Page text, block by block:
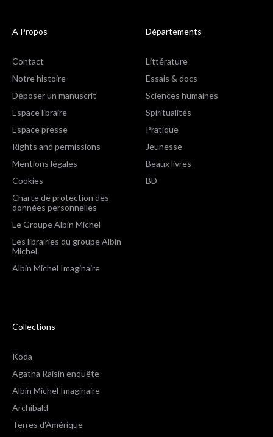
A Propos
Contact
Notre histoire
Déposer un manuscrit
Espace libraire
Espace presse
Rights and permissions
Mentions légales
Cookies
Charte de protection des
données personnelles
Le Groupe Albin Michel
Les librairies du groupe Albin
Michel
Albin Michel Imaginaire
Départements
Littérature
Essais & docs
Sciences humaines
Spiritualités
Pratique
Jeunesse
Beaux livres
BD
Collections
Koda
Agatha Raisin enquête
Albin Michel Imaginaire
Archibald
Terres d'Amérique